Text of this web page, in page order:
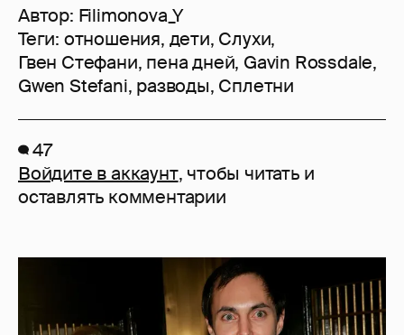
Автор: Filimonova_Y
Теги: отношения, дети, Слухи,
Гвен Стефани, пена дней, Gavin Rossdale,
Gwen Stefani, разводы, Сплетни
47
Войдите в аккаунт, чтобы читать и
оставлять комментарии